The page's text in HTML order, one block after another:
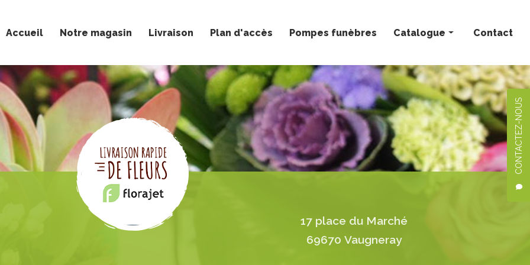
CONTACTEZ-NOUS
Accueil Notre magasin Livraison Plan d'accès Pompes funèbres Catalogue
Bouquets personnalisés
Compositions florales
Deuil
Mariage
Plantes
Contact
17 place du Marché
69670 Vaugneray